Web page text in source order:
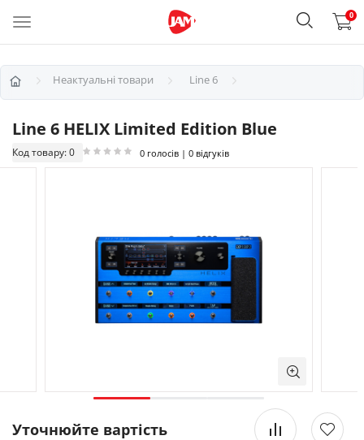
0
Неактуальні товари Line 6
Line 6 HELIX Limited Edition Blue
Код товару: 0 0 голосів | 0 відгуків
Уточнюйте вартість